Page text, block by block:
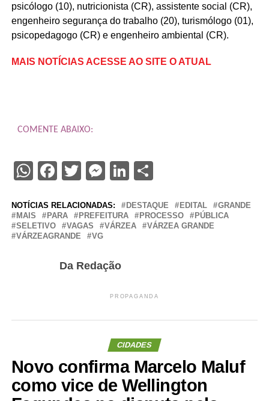
psicólogo (10), nutricionista (CR), assistente social (CR),
engenheiro segurança do trabalho (20), turismólogo (01),
psicopedagogo (CR) e engenheiro ambiental (CR).
MAIS NOTÍCIAS ACESSE AO SITE O ATUAL
COMENTE ABAIXO:
WhatsApp
Facebook
Twitter
Messenger
LinkedIn
Share
NOTÍCIAS RELACIONADAS: DESTAQUE EDITAL
GRANDE
MAIS
PARA PREFEITURA PROCESSO
PÚBLICA
SELETIVO
VAGAS VÁRZEA
VÁRZEA GRANDE
VÁRZEAGRANDE
VG
Da Redação
PROPAGANDA
CIDADES
Novo confirma Marcelo Maluf
como vice de Wellington